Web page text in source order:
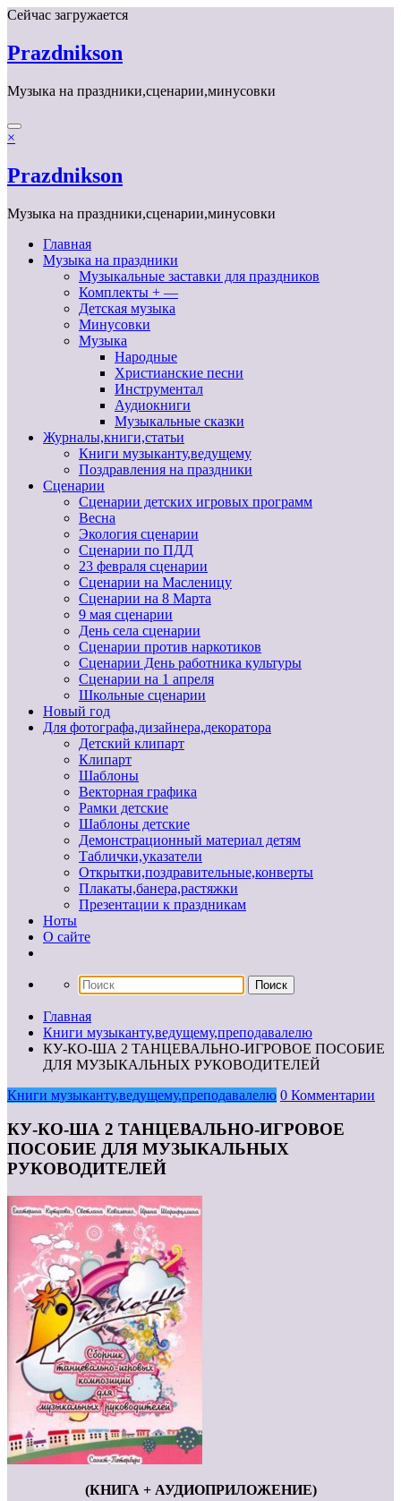
Перейти
содержимому
Сейчас загружается
Prazdnikson
Музыка на праздники,сценарии,минусовки
×
Prazdnikson
Музыка на праздники,сценарии,минусовки
Главная
Музыка на праздники
Музыкальные заставки для праздников
Комплекты + —
Детская музыка
Минусовки
Музыка
Народные
Христианские песни
Инструментал
Аудиокниги
Музыкальные сказки
Журналы,книги,статьи
Книги музыканту,ведущему
Поздравления на праздники
Сценарии
Сценарии детских игровых программ
Весна
Экология сценарии
Сценарии по ПДД
23 февраля сценарии
Сценарии на Масленицу
Сценарии на 8 Марта
9 мая сценарии
День села сценарии
Сценарии против наркотиков
Сценарии День работника культуры
Сценарии на 1 апреля
Школьные сценарии
Новый год
Для фотографа,дизайнера,декоратора
Детский клипарт
Клипарт
Шаблоны
Векторная графика
Рамки детские
Шаблоны детские
Демонстрационный материал детям
Таблички,указатели
Открытки,поздравительные,конверты
Плакаты,банера,растяжки
Презентации к праздникам
Ноты
О сайте
Главная
Книги музыканту,ведущему,преподавалелю
КУ-КО-ША 2 ТАНЦЕВАЛЬНО-ИГРОВОЕ ПОСОБИЕ
ДЛЯ МУЗЫКАЛЬНЫХ РУКОВОДИТЕЛЕЙ
Книги музыканту,ведущему,преподавалелю 0 Комментарии
КУ-КО-ША 2 ТАНЦЕВАЛЬНО-ИГРОВОЕ
ПОСОБИЕ ДЛЯ МУЗЫКАЛЬНЫХ
РУКОВОДИТЕЛЕЙ
(КНИГА + АУДИОПРИЛОЖЕНИЕ)